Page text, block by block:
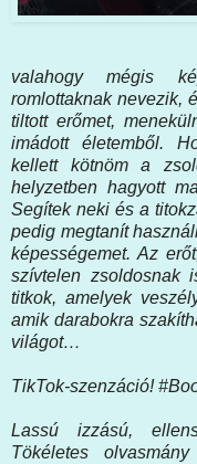
valahogy mégis
romlottaknak nevezik,
tiltott erőmet,
imádott életemből.
kellett kötnöm a
helyzetben hagyott
Segítek neki és a
pedig megtanít
képességemet. Az
szívtelen zsoldosnak
titkok, amelyek
amik darabokra
világot…
TikTok-szenzáció!
Lassú izzású,
Tökéletes